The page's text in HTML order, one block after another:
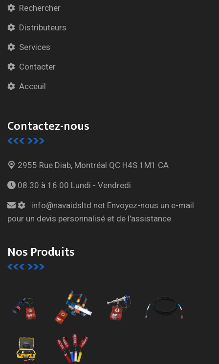
Rechercher
Distributeurs
Services
Contacter
Acceuil
Contactez-nous
2955 Rue Diab, Montréal QC H4S 1M1 CA
08:30 à 16:00 Lundi - Vendredi
info@navaidsltd.net Envoyez-nous un e-mail
pour un devis personnalisé et de l'assistance
Nos Produits